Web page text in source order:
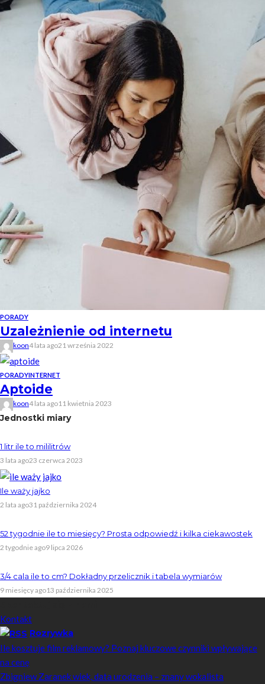
PORADY
Uzależnienie od internetu
koon4 lata ago21 września 2022
PORADYINTERNET
Aptoide
koon4 lata ago11 kwietnia 2023
Jednostki miary
1 litr ile to mililitrów
3 lata ago23 czerwca 2023
Ile waży jajko
2 lata ago31 października 2024
52 tygodnie ile to miesięcy? Prosta odpowiedź i kilka ciekawostek
2 tygodnie ago9 lipca 2026
3/4 cala ile to cm? Dokładny przelicznik i tabela wymiarów
9 miesięcy ago13 października 2025
Kontakt
Rozrywka
Ile kosztuje film reklamowy? Poznaj kluczowe czynniki wpływające
na cenę
Zbigniew Zaranek wiek, data urodzenia – znany wokalista